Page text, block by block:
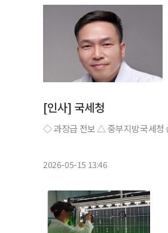
[인사] 국세청
2026-05-15 13:46